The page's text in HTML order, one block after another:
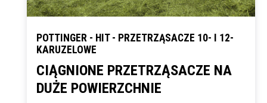
POTTINGER - HIT - PRZETRZĄSACZE 10- I 12-
KARUZELOWE
CIĄGNIONE PRZETRZĄSACZE NA
DUŻE POWIERZCHNIE